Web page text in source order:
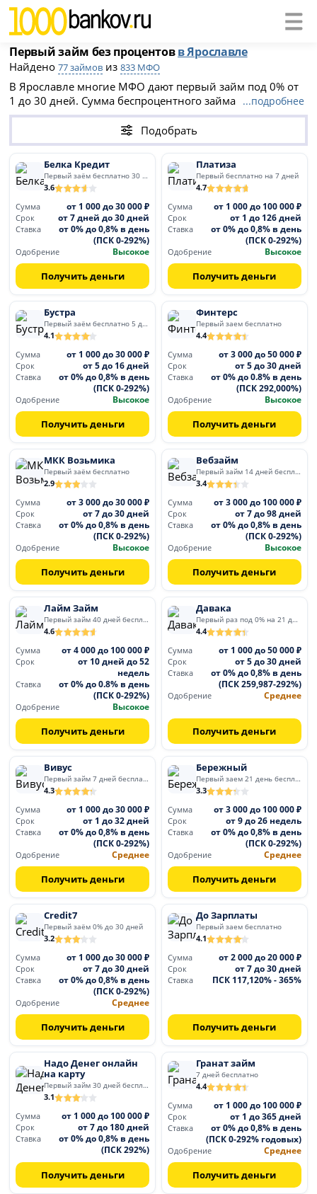
Первый займ без процентовв Ярославле
Найдено77 займов из833 МФО
В Ярославле многие МФО дают первый займ под 0% от
1 до 30 дней. Сумма беспроцентного займа от 100 до 30
000 рублей. После льготного периода ставки составляют
до 0.8% в день (ПСК до 292%). Оформите микрозайм без
переплат при первом обращении.
...подробнее
Подобрать
Белка Кредит
Первый заём бесплатно 30 дней
3.6
Сумма
от 1 000 до 30 000 ₽
Срок от 7 дней до 30 дней
Ставка
от 0% до 0,8% в день
(ПСК 0-292%)
Одобрение Высокое
Получить деньги
Платиза
Первый бесплатно на 7 дней
4.7
Сумма
от 1 000 до 100 000 ₽
Срок от 1 до 126 дней
Ставка
от 0% до 0,8% в день
(ПСК 0-292%)
Одобрение Высокое
Получить деньги
Бустра
Первый заём бесплатно 5 дней
4.1
Сумма
от 1 000 до 30 000 ₽
Срок от 5 до 16 дней
Ставка
от 0% до 0,8% в день
(ПСК 0-292%)
Одобрение Высокое
Получить деньги
Финтерс
Первый заем бесплатно
4.4
Сумма
от 3 000 до 50 000 ₽
Срок от 5 до 30 дней
Ставка
от 0% до 0.8% в день
(ПСК 292,000%)
Одобрение Высокое
Получить деньги
МКК Возьмика
Первый заём бесплатно
2.9
Сумма
от 3 000 до 30 000 ₽
Срок от 7 до 30 дней
Ставка
от 0% до 0,8% в день
(ПСК 0-292%)
Одобрение Высокое
Получить деньги
Вебзайм
Первый займ 14 дней бесплатно
3.4
Сумма
от 3 000 до 100 000 ₽
Срок от 7 до 98 дней
Ставка
от 0% до 0,8% в день
(ПСК 0-292%)
Одобрение Высокое
Получить деньги
Лайм Займ
Первый займ 40 дней бесплатно
4.6
Сумма
от 4 000 до 100 000 ₽
Срок
от 10 дней до 52
недель
Ставка
от 0% до 0.8% в день
(ПСК 0-292%)
Одобрение Высокое
Получить деньги
Давака
Первый раз под 0% на 21 день
4.4
Сумма
от 1 000 до 50 000 ₽
Срок от 5 до 30 дней
Ставка
от 0% до 0,8% в день
(ПСК 259,987-292%)
Одобрение Среднее
Получить деньги
Вивус
Первый займ 7 дней бесплатно
4.3
Сумма
от 1 000 до 30 000 ₽
Срок от 1 до 32 дней
Ставка
от 0% до 0,8% в день
(ПСК 0-292%)
Одобрение Среднее
Получить деньги
Бережный
Первый заем 21 день бесплатно
3.3
Сумма
от 3 000 до 100 000 ₽
Срок от 9 до 26 недель
Ставка
от 0% до 0,8% в день
(ПСК 0-292%)
Одобрение Среднее
Получить деньги
Credit7
Первый заём 0% до 30 дней
3.2
Сумма
от 1 000 до 30 000 ₽
Срок от 7 до 30 дней
Ставка
от 0% до 0,8% в день
(ПСК 0-292%)
Одобрение Среднее
Получить деньги
До Зарплаты
Первый заем бесплатно
4.1
Сумма
от 2 000 до 20 000 ₽
Срок от 7 до 30 дней
Ставка ПСК 117,120% - 365%
Получить деньги
Надо Денег онлайн
на карту
Первый займ 30 дней бесплатно
3.1
Сумма
от 1 000 до 100 000 ₽
Срок от 7 до 180 дней
Ставка
от 0% до 0,8% в день
(ПСК 292%)
Получить деньги
Гранат займ
7 дней бесплатно
4.4
Сумма
от 1 000 до 100 000 ₽
Срок от 1 до 365 дней
Ставка
от 0% до 0,8% в день
(ПСК 0-292% годовых)
Одобрение Среднее
Получить деньги